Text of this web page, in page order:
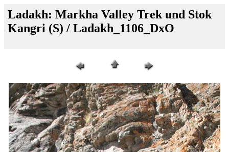
Ladakh: Markha Valley Trek und Stok
Kangri (S) / Ladakh_1106_DxO